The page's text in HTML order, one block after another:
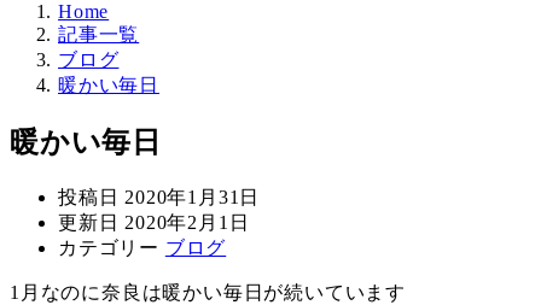
Home
記事一覧
ブログ
暖かい毎日
暖かい毎日
投稿日 2020年1月31日
更新日 2020年2月1日
カテゴリー ブログ
1月なのに奈良は暖かい毎日が続いています